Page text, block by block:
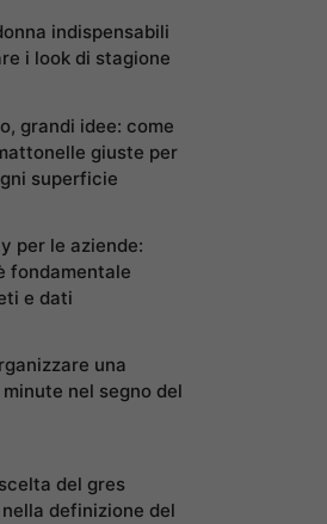
indispensabili
i look di stagione
grandi idee: come
giuste per
superficie
per le aziende:
fondamentale
e dati
una
nel segno del
del gres
definizione del